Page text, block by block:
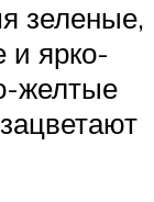
зеленые,
и ярко-
желтые